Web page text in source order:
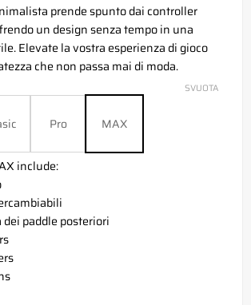
prende spunto dai controller
un design senza tempo in una
Elevate la vostra esperienza di gioco
che non passa mai di moda.
Pro MAX
SVUOTA
include:
paddle posteriori